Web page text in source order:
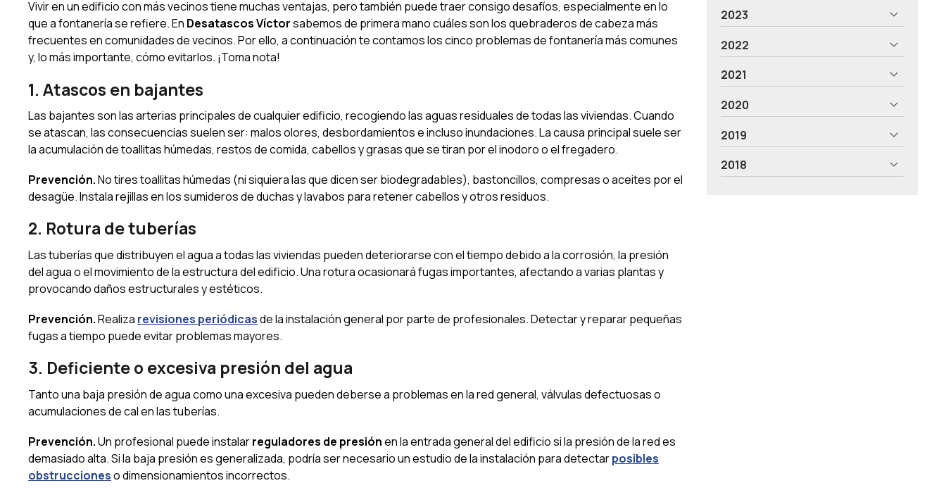
Vivir en un edificio con más vecinos tiene muchas ventajas, pero también puede traer consigo desafíos, especialmente en lo
que a fontanería se refiere. En Desatascos Víctorsabemos de primera mano cuáles son los quebraderos de cabeza más
frecuentes en comunidades de vecinos. Por ello, a continuación te contamos los cinco problemas de fontanería más comunes
y, lo más importante, cómo evitarlos. ¡Toma nota!
1. Atascos en bajantes
Las bajantes son las arterias principales de cualquier edificio, recogiendo las aguas residuales de todas las viviendas. Cuando
se atascan, las consecuencias suelen ser: malos olores, desbordamientos e incluso inundaciones. La causa principal suele ser
la acumulación de toallitas húmedas, restos de comida, cabellos y grasas que se tiran por el inodoro o el fregadero.
Prevención.No tires toallitas húmedas (ni siquiera las que dicen ser biodegradables), bastoncillos, compresas o aceites por el
desagüe. Instala rejillas en los sumideros de duchas y lavabos para retener cabellos y otros residuos.
2. Rotura de tuberías
Las tuberías que distribuyen el agua a todas las viviendas pueden deteriorarse con el tiempo debido a la corrosión, la presión
del agua o el movimiento de la estructura del edificio. Una rotura ocasionará fugas importantes, afectando a varias plantas y
provocando daños estructurales y estéticos.
Prevención.Realiza revisiones periódicasde la instalación general por parte de profesionales. Detectar y reparar pequeñas
fugas a tiempo puede evitar problemas mayores.
3. Deficiente o excesiva presión del agua
Tanto una baja presión de agua como una excesiva pueden deberse a problemas en la red general, válvulas defectuosas o
acumulaciones de cal en las tuberías.
Prevención.Un profesional puede instalarreguladores de presiónen la entrada general del edificio si la presión de la red es
demasiado alta. Si la baja presión es generalizada, podría ser necesario un estudio de la instalación para detectarposibles
obstruccioneso dimensionamientos incorrectos.
2023
2022
2021
2020
2019
2018